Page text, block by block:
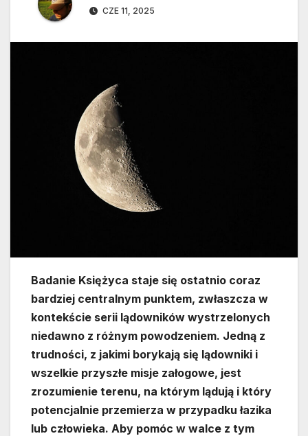
CZE 11, 2025
Badanie Księżyca staje się ostatnio coraz
bardziej centralnym punktem, zwłaszcza w
kontekście serii lądowników wystrzelonych
niedawno z różnym powodzeniem. Jedną z
trudności, z jakimi borykają się lądowniki i
wszelkie przyszłe misje załogowe, jest
zrozumienie terenu, na którym lądują i który
potencjalnie przemierza w przypadku łazika
lub człowieka. Aby pomóc w walce z tym